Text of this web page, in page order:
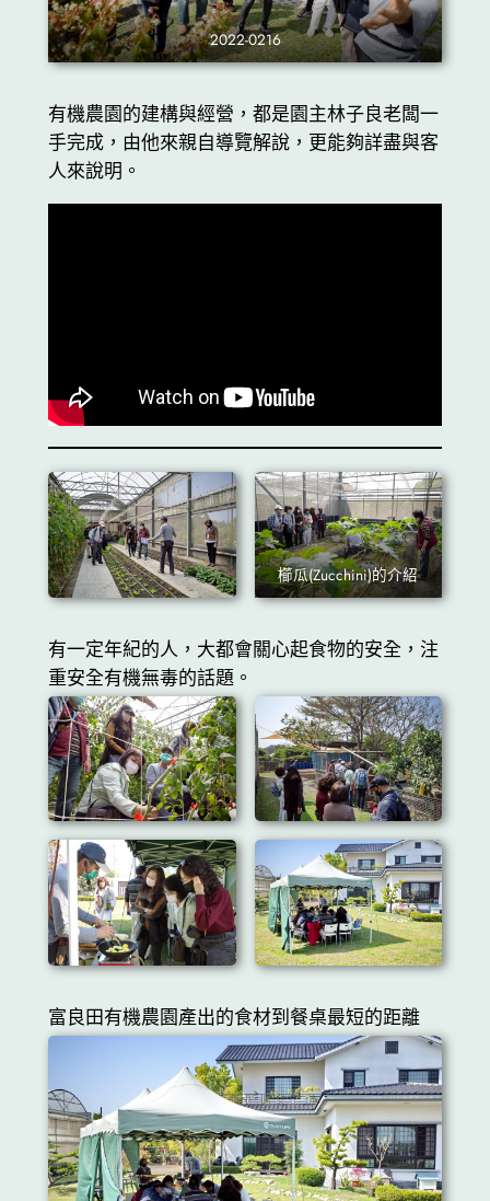
2022-0216
有機農園的建構與經營，都是園主林子良老闆一
手完成，由他來親自導覽解說，更能夠詳盡與客
人來說明。
櫛瓜(Zucchini)的介紹
有一定年紀的人，大都會關心起食物的安全，注
重安全有機無毒的話題。
富良田有機農園產出的食材到餐桌最短的距離